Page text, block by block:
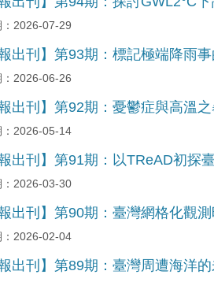
2026-07-29
出刊】第93期：標記極端降雨
2026-06-26
出刊】第92期：憂鬱症與高溫
2026-05-14
出刊】第91期：以TReAD初探
2026-03-30
出刊】第90期：臺灣網格化觀
2026-02-04
出刊】第89期：臺灣周遭海洋